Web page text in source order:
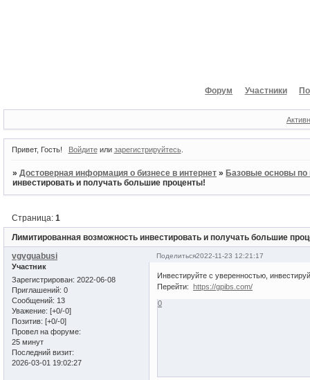
Форум Участники
Привет, Гость! Войдитеили зарегистрируйтесь.
»Достоверная информация о бизнесе в интернет » Базовые основы
инвестировать и получать большие проценты!
Лимитированная возможность инвестировать и получать большие
Страница:1
Поделиться2022-11-23 12:21:17
vgvguabusi
Участник
Зарегистрирован: 2022-06-08
Приглашений: 0
Сообщений: 13
Уважение: [+0/-0]
Позитив: [+0/-0]
Провел на форуме:
25 минут
Последний визит:
2026-03-01 19:02:27
Инвестируйте с уверенностью,
Перейти:https://gpibs.com/
0